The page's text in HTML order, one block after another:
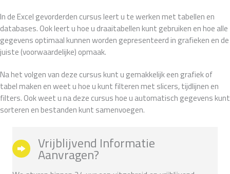
In de Excel gevorderden cursus leert u te werken met tabellen en
databases. Ook leert u hoe u draaitabellen kunt gebruiken en hoe alle
gegevens optimaal kunnen worden gepresenteerd in grafieken en de
juiste (voorwaardelijke) opmaak.
Na het volgen van deze cursus kunt u gemakkelijk een grafiek of
tabel maken en weet u hoe u kunt filteren met slicers, tijdlijnen en
filters. Ook weet u na deze cursus hoe u automatisch gegevens kunt
sorteren en bestanden kunt samenvoegen.
Vrijblijvend Informatie
Aanvragen?